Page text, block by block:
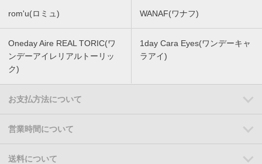
rom'u(ロミュ) WANAF(ワナフ)
Oneday Aire REAL TORIC(ワ
ンデーアイレリアルトーリッ
ク)
1day Cara Eyes(ワンデーキャ
ラアイ)
お支払方法について
営業時間について
送料について